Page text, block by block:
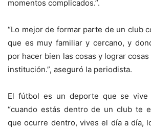
momentos complicados.”.
“Lo mejor de formar parte de un club
que es muy familiar y cercano, y
por hacer bien las cosas y lograr
institución.”, aseguró la periodista.
El fútbol es un deporte que se vive
“cuando estás dentro de un club te
que ocurre dentro, vives el día a día,